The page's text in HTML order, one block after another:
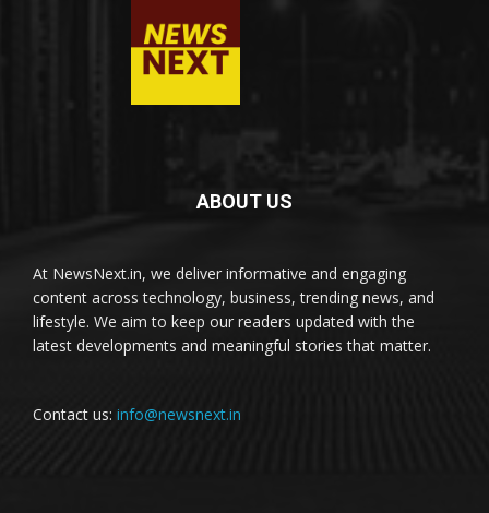
ABOUT US
At NewsNext.in, we deliver informative and engaging
content across technology, business, trending news, and
lifestyle. We aim to keep our readers updated with the
latest developments and meaningful stories that matter.
Contact us: info@newsnext.in